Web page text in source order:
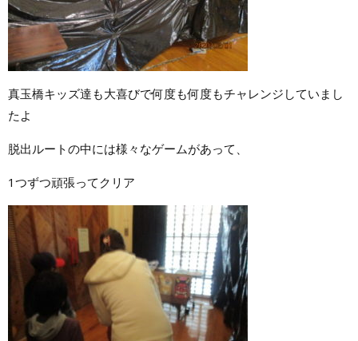
真玉橋キッズ達も大喜びで何度も何度もチャレンジしていまし
たよ
脱出ルートの中には様々なゲームがあって、
1つずつ頑張ってクリア